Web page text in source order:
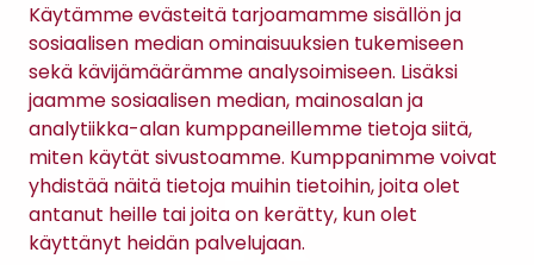
Käytämme evästeitä tarjoamamme sisällön ja
sosiaalisen median ominaisuuksien tukemiseen
sekä kävijämäärämme analysoimiseen. Lisäksi
jaamme sosiaalisen median, mainosalan ja
analytiikka-alan kumppaneillemme tietoja siitä,
miten käytät sivustoamme. Kumppanimme voivat
yhdistää näitä tietoja muihin tietoihin, joita olet
antanut heille tai joita on kerätty, kun olet
käyttänyt heidän palvelujaan.
Sopimusehdot
Tietosuojaseloste
Maksutavat